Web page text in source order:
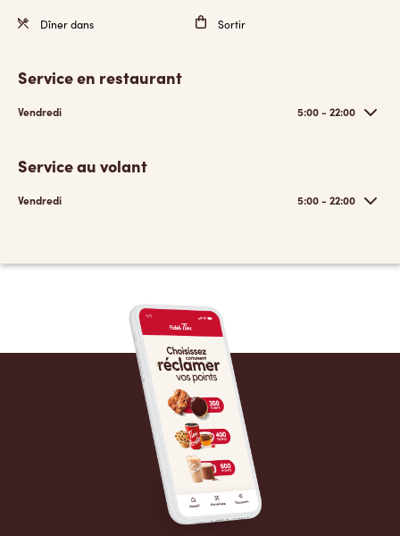
Dîner dans Sortir
Service en restaurant
Vendredi 5:00 - 22:00
Service au volant
Vendredi 5:00 - 22:00